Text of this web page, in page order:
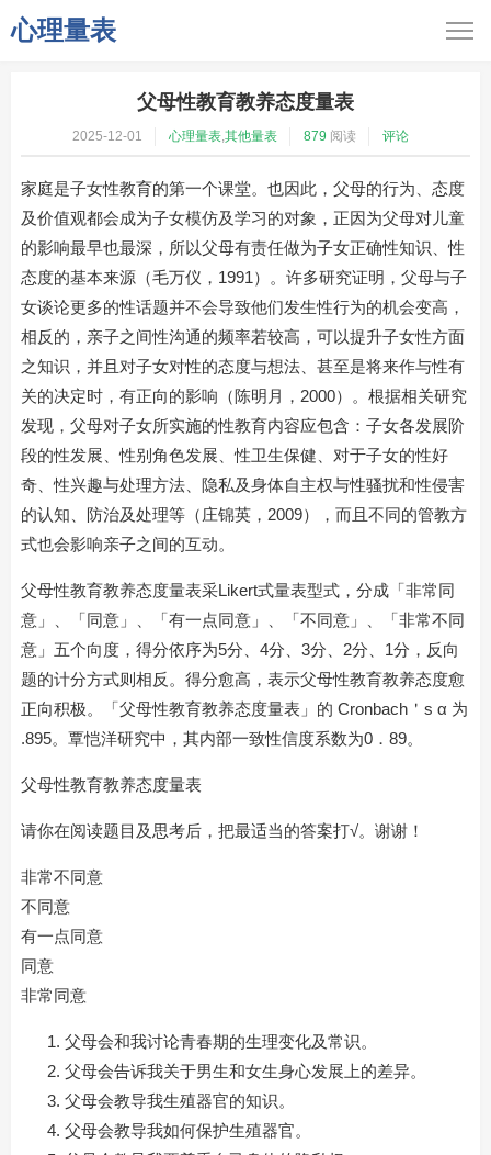
心理量表
父母性教育教养态度量表
2025-12-01 心理量表 ,其他量表 879 阅读 评论
家庭是子女性教育的第一个课堂。也因此，父母的行为、态度
及价值观都会成为子女模仿及学习的对象，正因为父母对儿童
的影响最早也最深，所以父母有责任做为子女正确性知识、性
态度的基本来源（毛万仪，1991）。许多研究证明，父母与子
女谈论更多的性话题并不会导致他们发生性行为的机会变高，
相反的，亲子之间性沟通的频率若较高，可以提升子女性方面
之知识，并且对子女对性的态度与想法、甚至是将来作与性有
关的决定时，有正向的影响（陈明月，2000）。根据相关研究
发现，父母对子女所实施的性教育内容应包含：子女各发展阶
段的性发展、性别角色发展、性卫生保健、对于子女的性好
奇、性兴趣与处理方法、隐私及身体自主权与性骚扰和性侵害
的认知、防治及处理等（庄锦英，2009），而且不同的管教方
式也会影响亲子之间的互动。
父母性教育教养态度量表采Likert式量表型式，分成「非常同
意」、「同意」、「有一点同意」、「不同意」、「非常不同
意」五个向度，得分依序为5分、4分、3分、2分、1分，反向
题的计分方式则相反。得分愈高，表示父母性教育教养态度愈
正向积极。「父母性教育教养态度量表」的 Cronbach＇s α 为
.895。覃恺洋研究中，其内部一致性信度系数为0．89。
父母性教育教养态度量表
请你在阅读题目及思考后，把最适当的答案打√。谢谢！
非常不同意
不同意
有一点同意
同意
非常同意
父母会和我讨论青春期的生理变化及常识。
父母会告诉我关于男生和女生身心发展上的差异。
父母会教导我生殖器官的知识。
父母会教导我如何保护生殖器官。